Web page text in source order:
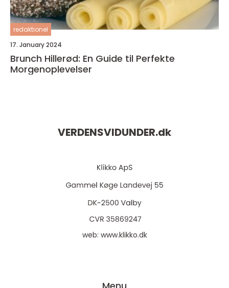
redaktionel
17. January 2024
Brunch Hillerød: En Guide til Perfekte
Morgenoplevelser
VERDENSVIDUNDER.dk
web: www.klikko.dk